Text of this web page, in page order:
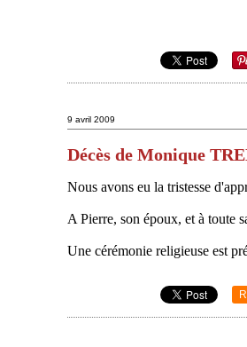
9 avril 2009
Décès de Monique
Nous avons eu la tristesse
A Pierre, son époux, et à toute
Une cérémonie religieuse est